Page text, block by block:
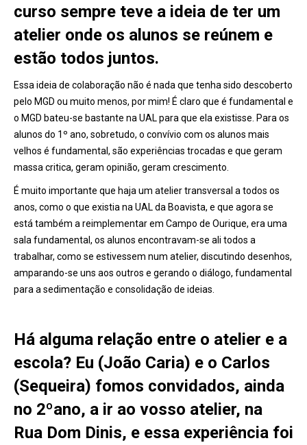
curso sempre teve a ideia de ter um
atelier onde os alunos se reúnem e
estão todos juntos.
Essa ideia de colaboração não é nada que tenha sido descoberto
pelo MGD ou muito menos, por mim! É claro que é fundamental e
o MGD bateu-se bastante na UAL para que ela existisse. Para os
alunos do 1º ano, sobretudo, o convívio com os alunos mais
velhos é fundamental, são experiências trocadas e que geram
massa critica, geram opinião, geram crescimento.
É muito importante que haja um atelier transversal a todos os
anos, como o que existia na UAL da Boavista, e que agora se
está também a reimplementar em Campo de Ourique, era uma
sala fundamental, os alunos encontravam-se ali todos a
trabalhar, como se estivessem num atelier, discutindo desenhos,
amparando-se uns aos outros e gerando o diálogo, fundamental
para a sedimentação e consolidação de ideias.
Há alguma relação entre o atelier e a
escola? Eu (João Caria) e o Carlos
(Sequeira) fomos convidados, ainda
no 2ºano, a ir ao vosso atelier, na
Rua Dom Dinis, e essa experiência foi